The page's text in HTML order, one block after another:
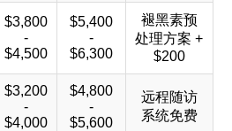
$3,800
-
$4,500
$5,400
-
$6,300
褪黑素预
处理方案 +
$200
$3,200
-
$4,000
$4,800
-
$5,600
远程随访
系统免费